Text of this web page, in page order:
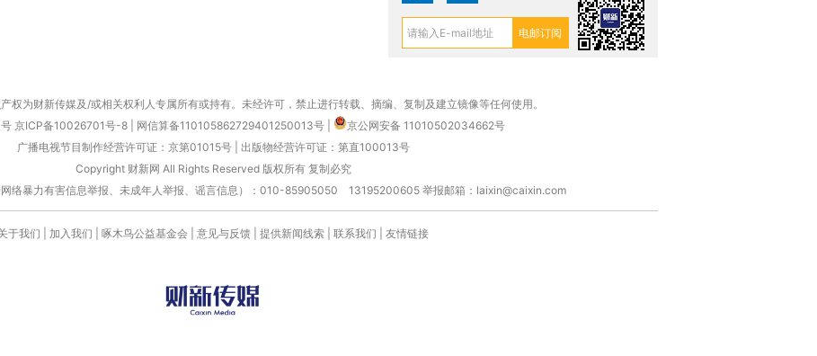
权为财新传媒及/或相关权利人专属所有或持有。未经许可，禁止进行转载、摘编、复制及建立镜像等任何使用。
京ICP备10026701号-8 网信算备110105862729401250013号
京公网安备 11010502034662号
广播电视节目制作经营许可证：京第01015号| 出版物经营许可证：第直100013号
Copyright 财新网 All Rights Reserved 版权所有 复制必究
网络暴力有害信息举报、未成年人举报、谣言信息）：010-85905050 13195200605 举报邮箱：laixin@caixin.com
于我们 加入我们 啄木鸟公益基金会 意见与反馈 提供新闻线索 联系我们 友情链接